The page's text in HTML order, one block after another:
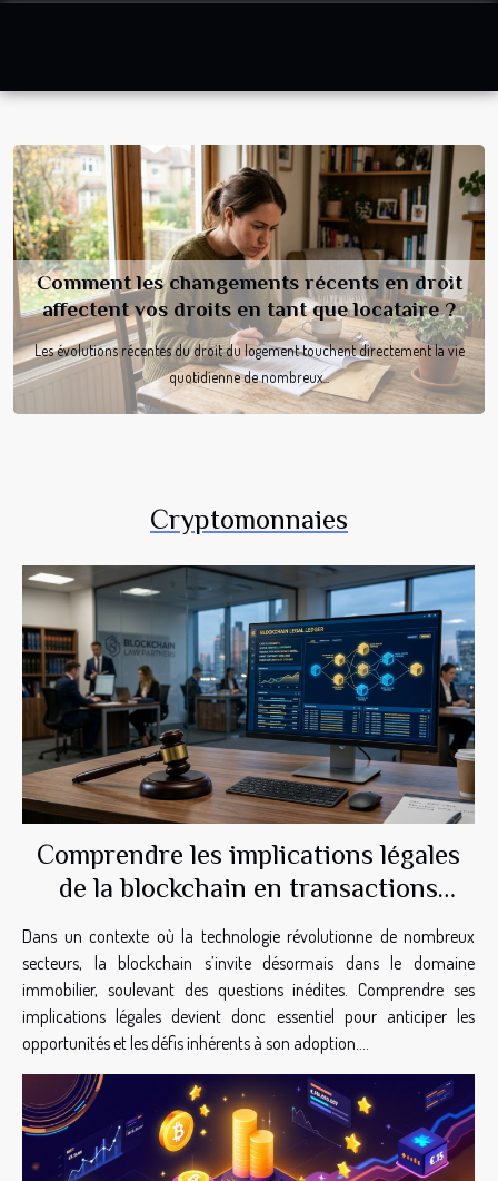
Comment les changements récents en droit
affectent vos droits en tant que locataire ?
Les évolutions récentes du droit du logement touchent directement la vie
quotidienne de nombreux...
Previous Next
Cryptomonnaies
Comprendre les implications légales
de la blockchain en transactions
immobilières
Dans un contexte où la technologie révolutionne de nombreux
secteurs, la blockchain s’invite désormais dans le domaine
immobilier, soulevant des questions inédites. Comprendre ses
implications légales devient donc essentiel pour anticiper les
opportunités et les défis inhérents à son adoption....